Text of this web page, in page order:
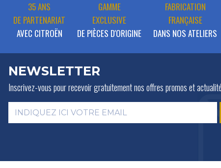
35 ANS
DE PARTENARIAT
AVEC CITROËN
GAMME
EXCLUSIVE
DE PIÈCES D'ORIGINE
FABRICATION
FRANÇAISE
DANS NOS ATELIERS
NEWSLETTER
Inscrivez-vous pour recevoir gratuitementnos offres promos et